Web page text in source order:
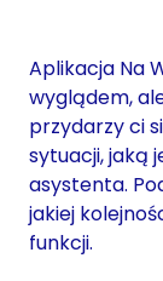
Aplikacja Na
wyglądem,
przydarzy ci
sytuacji, jaką
asystenta.
jakiej
funkcji.